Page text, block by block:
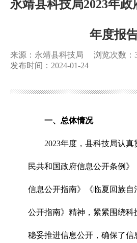
永靖县科技局2023年
年度报
来源：永靖县科技局 浏览次数：
发布时间：2024-01-24
一、 总体情况
2023年度，县科技局认真
民共和国政府信息公开条例
信息公开指南》《临夏回族自
公开指南》精神，紧紧围绕科
稳妥推进信息公开，确保了信